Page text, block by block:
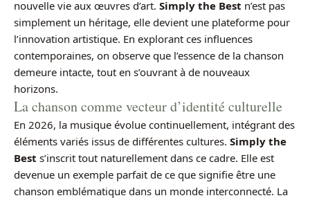
nouvelle vie aux œuvres d’art. Simply the Best n’est pas
simplement un héritage, elle devient une plateforme pour
l’innovation artistique. En explorant ces influences
contemporaines, on observe que l’essence de la chanson
demeure intacte, tout en s’ouvrant à de nouveaux
horizons.
La chanson comme vecteur d’identité culturelle
En 2026, la musique évolue continuellement, intégrant des
éléments variés issus de différentes cultures. Simply the
Best s’inscrit tout naturellement dans ce cadre. Elle est
devenue un exemple parfait de ce que signifie être une
chanson emblématique dans un monde interconnecté. La